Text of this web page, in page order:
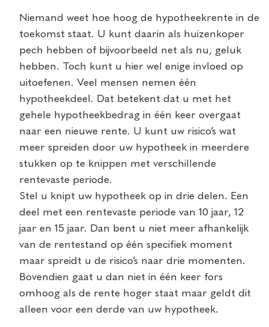
Niemand weet hoe hoog de hypotheekrente in de
toekomst staat. U kunt daarin als huizenkoper
pech hebben of bijvoorbeeld net als nu, geluk
hebben. Toch kunt u hier wel enige invloed op
uitoefenen. Veel mensen nemen één
hypotheekdeel. Dat betekent dat u met het
gehele hypotheekbedrag in één keer overgaat
naar een nieuwe rente. U kunt uw risico’s wat
meer spreiden door uw hypotheek in meerdere
stukken op te knippen met verschillende
rentevaste periode.
Stel u knipt uw hypotheek op in drie delen. Een
deel met een rentevaste periode van 10 jaar, 12
jaar en 15 jaar. Dan bent u niet meer afhankelijk
van de rentestand op één specifiek moment
maar spreidt u de risico’s naar drie momenten.
Bovendien gaat u dan niet in één keer fors
omhoog als de rente hoger staat maar geldt dit
alleen voor een derde van uw hypotheek.